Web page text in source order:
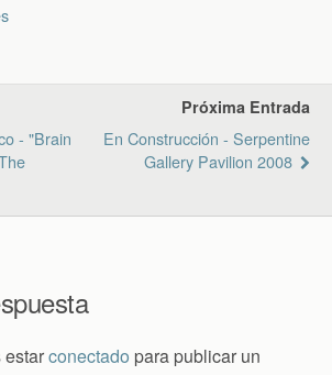
- "brain
Próxima Entrada
En Construcción - Serpentine
Gallery Pavilion 2008
estarconectado para publicar un